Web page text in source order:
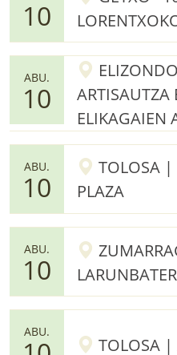
10
ABU.
10
ARTISAUTZA
ELIKAGAIEN
ABU.
10
TOLOSA |
PLAZA
ABU.
10
ABU.
TOLOSA